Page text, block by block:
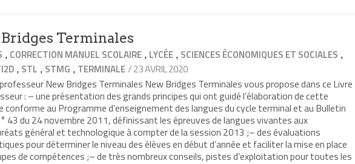
Terminales
, CORRECTION MANUEL SCOLAIRE , LYCÉE , SCIENCES ÉCONOMIQUES ET SOCIALES ,
, STL , STMG , TERMINALE/ 23 AVRIL 2020
New Bridges Terminales New Bridges Terminales vous propose dans ce Livre
: – une présentation des grands principes qui ont guidé l’élaboration de cette
conforme au Programme d’enseignement des langues du cycle terminal et au Bulletin
43 du 24 novembre 2011, définissant les épreuves de langues vivantes aux
général et technologique à compter de la session 2013 ;– des évaluations
pour déterminer le niveau des élèves en début d’année et faciliter la mise en place
de compétences ;– de très nombreux conseils, pistes d’exploitation pour toutes les